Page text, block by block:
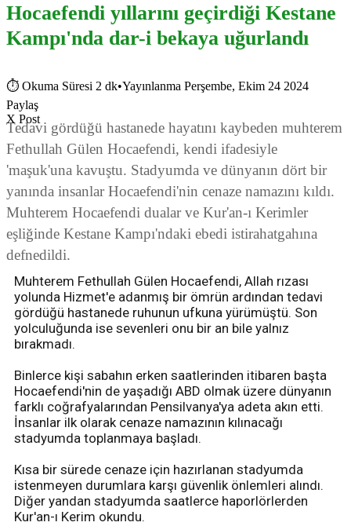
Hocaefendi yıllarını geçirdiği Kestane
Kampı'nda dar-i bekaya uğurlandı
⏱ Okuma Süresi 2 dk•Yayınlanma Perşembe, Ekim 24 2024
Paylaş
X Post
Tedavi gördüğü hastanede hayatını kaybeden muhterem
Fethullah Gülen Hocaefendi, kendi ifadesiyle
'maşuk'una kavuştu. Stadyumda ve dünyanın dört bir
yanında insanlar Hocaefendi'nin cenaze namazını kıldı.
Muhterem Hocaefendi dualar ve Kur'an-ı Kerimler
eşliğinde Kestane Kampı'ndaki ebedi istirahatgahına
defnedildi.
Muhterem Fethullah Gülen Hocaefendi, Allah rızası
yolunda Hizmet'e adanmış bir ömrün ardından tedavi
gördüğü hastanede ruhunun ufkuna yürümüştü. Son
yolculuğunda ise sevenleri onu bir an bile yalnız
bırakmadı.
Binlerce kişi sabahın erken saatlerinden itibaren başta
Hocaefendi'nin de yaşadığı ABD olmak üzere dünyanın
farklı coğrafyalarından Pensilvanya'ya adeta akın etti.
İnsanlar ilk olarak cenaze namazının kılınacağı
stadyumda toplanmaya başladı.
Kısa bir sürede cenaze için hazırlanan stadyumda
istenmeyen durumlara karşı güvenlik önlemleri alındı.
Diğer yandan stadyumda saatlerce haporlörlerden
Kur'an-ı Kerim okundu.